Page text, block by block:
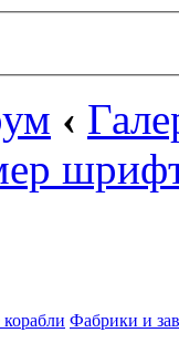
‹
Фабрики и